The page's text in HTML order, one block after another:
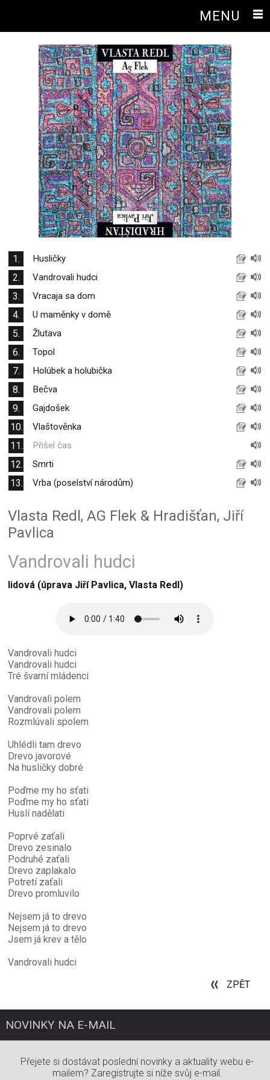
MENU
1. Husličky
2. Vandrovali hudci
3. Vracaja sa dom
4. U maměnky v domě
5. Žlutava
6. Topol
7. Holúbek a holubička
8. Bečva
9. Gajdošek
10. Vlaštověnka
11. Přišel čas
12. Smrti
13. Vrba (poselství národům)
Vlasta Redl, AG Flek & Hradišťan, Jiří
Pavlica
Vandrovali hudci
lidová (úprava Jiří Pavlica, Vlasta Redl)
Vandrovali hudci
Vandrovali hudci
Tré švarní mládenci
Vandrovali polem
Vandrovali polem
Rozmlúvali spolem
Uhlédli tam drevo
Drevo javorové
Na husličky dobré
Poďme my ho sťati
Poďme my ho sťati
Huslí nadělati
Poprvé zaťali
Drevo zesinalo
Podruhé zaťali
Drevo zaplakalo
Potretí zaťali
Drevo promluvilo
Nejsem já to drevo
Nejsem já to drevo
Jsem já krev a tělo
Vandrovali hudci
ZPĚT
NOVINKY NA E-MAIL
Přejete si dostávat poslední novinky a aktuality webu e-
mailem? Zaregistrujte si níže svůj e-mail.